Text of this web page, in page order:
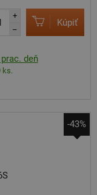
+
–
Kúpiť
deň
ks.
-43%